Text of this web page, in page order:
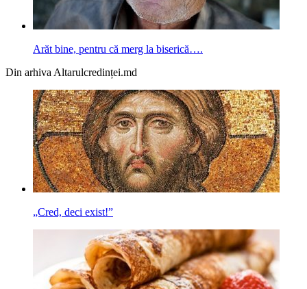
Arăt bine, pentru că merg la biserică….
Din arhiva Altarulcredinței.md
„Cred, deci exist!”